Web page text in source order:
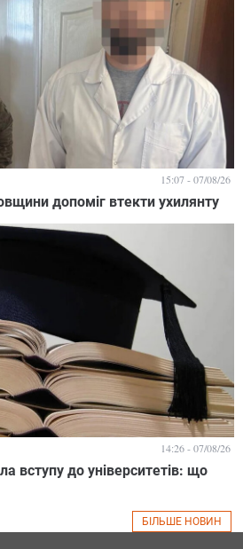
допоміг втекти ухилянту
15:07 - 07/08/26
вступу до університетів: що
14:26 - 07/08/26
БІЛЬШЕ НОВИН